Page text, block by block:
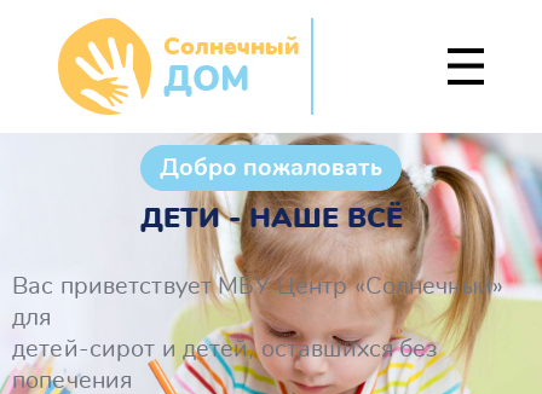
Солнечный
ДОМ
Добро пожаловать
ДЕТИ - НАШЕ ВСЁ
Вас приветствует МБУ Центр «Солнечный»
для
детей-сирот и детей, оставшихся без
попечения